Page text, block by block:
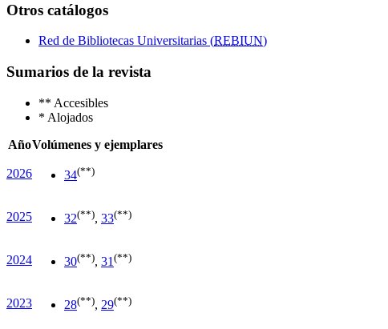
Otros catálogos
Red de Bibliotecas Universitarias (REBIUN)
Sumarios de la revista
** Accesibles
* Alojados
AñoVolúmenes y ejemplares
2026 34(**)
2025 32(**), 33(**)
2024 30(**), 31 (**)
2023 28(**), 29(**)